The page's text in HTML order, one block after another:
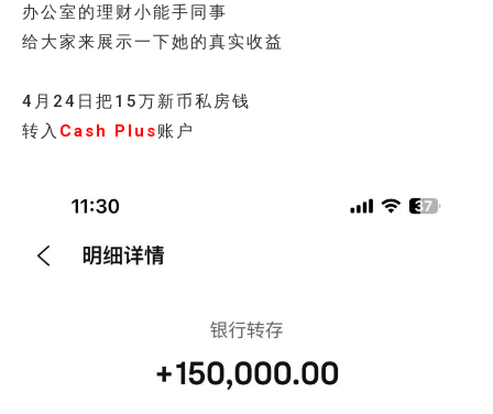
办公室的理财小能手同事
给大家来展示一下她的真实收益
4月24日把15万新币私房钱
转入 Cash Plus账户